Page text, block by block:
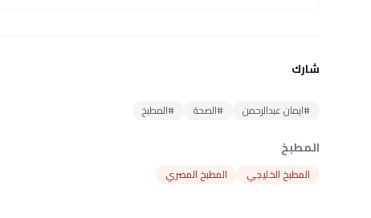
شارك
#ايمان عبدالرحمن #الصحة #المطبخ
المطبخ
المطبخ الخليجي المطبخ المصري